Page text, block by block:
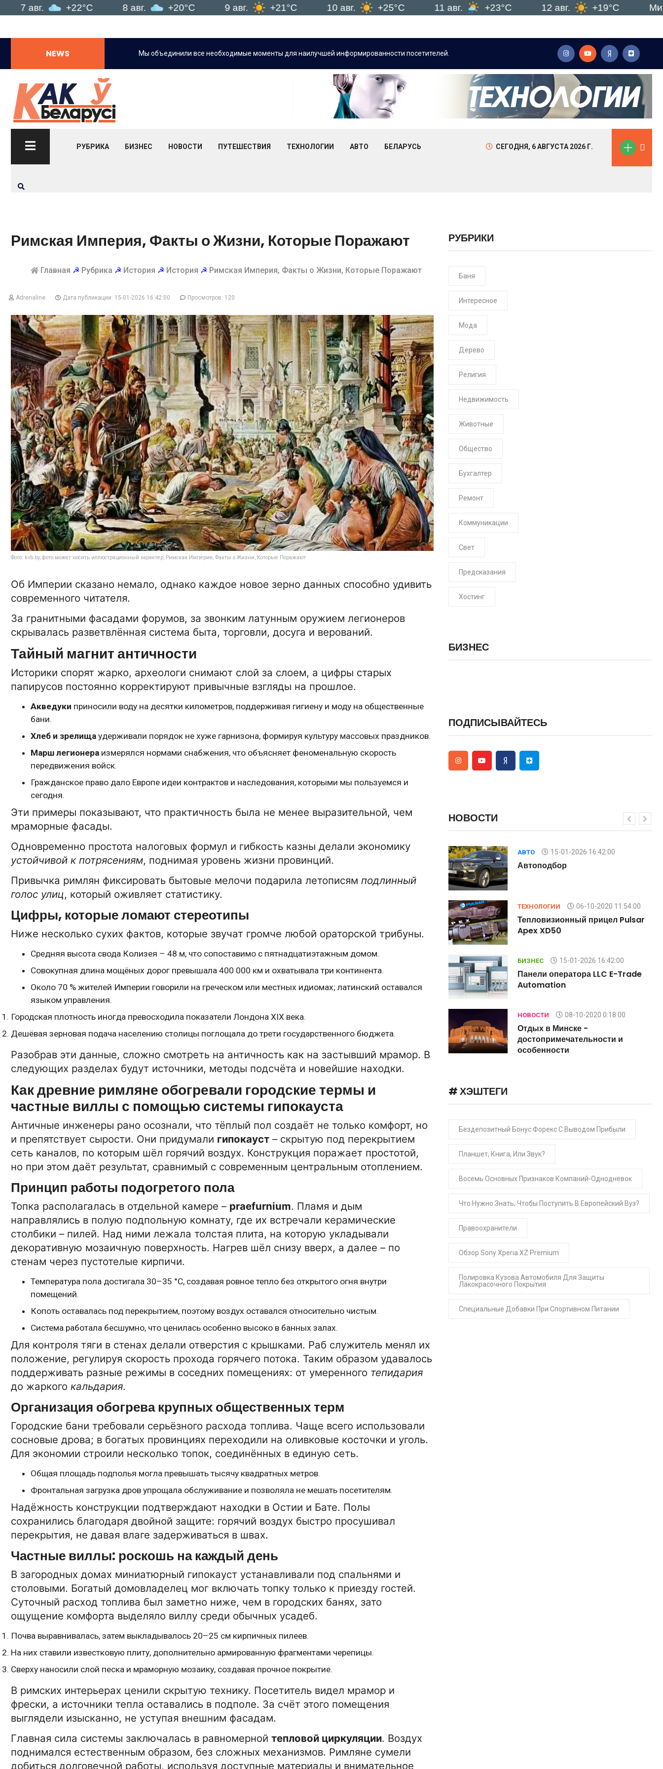
+22°C 8 авг. +20°C 9 авг. +21°C 10 авг. +25°C 11 авг. +23°C 12 авг. +19°C Минск
NEWS
посетителей. Мы объединили все необходимые моменты для наилучшей информированности посетителей. Мы объединили все необходимые моменты для
РУБРИКА БИЗНЕС НОВОСТИ ПУТЕШЕСТВИЯ ТЕХНОЛОГИИ АВТО БЕЛАРУСЬ СЕГОДНЯ, 6 АВГУСТА 2026 Г.
Римская Империя, Факты о Жизни, Которые Поражают
Главная ☭ Рубрика ☭ История ☭ История ☭ Римская Империя, Факты о Жизни, Которые Поражают
Adrenaline Дата публикации: 15-01-2026 16:42:00 Просмотров: 120
Фото: kvb.by, фото может носить иллюстрационный характер, Римская Империя, Факты о Жизни, Которые Поражают
Об Империи сказано немало, однако каждое новое зерно данных способно удивить
современного читателя.
За гранитными фасадами форумов, за звонким латунным оружием легионеров
скрывалась разветвлённая система быта, торговли, досуга и верований.
Тайный магнит античности
Историки спорят жарко, археологи снимают слой за слоем, а цифры старых
папирусов постоянно корректируют привычные взгляды на прошлое.
Акведуки приносили воду на десятки километров, поддерживая гигиену и моду на общественные
бани.
Хлеб и зрелища удерживали порядок не хуже гарнизона, формируя культуру массовых праздников.
Марш легионера измерялся нормами снабжения, что объясняет феноменальную скорость
передвижения войск.
Гражданское право дало Европе идеи контрактов и наследования, которыми мы пользуемся и
сегодня.
Эти примеры показывают, что практичность была не менее выразительной, чем
мраморные фасады.
Одновременно простота налоговых формул и гибкость казны делали экономику
устойчивой к потрясениям, поднимая уровень жизни провинций.
Привычка римлян фиксировать бытовые мелочи подарила летописям подлинный
голос улиц, который оживляет статистику.
Цифры, которые ломают стереотипы
Ниже несколько сухих фактов, которые звучат громче любой ораторской трибуны.
Средняя высота свода Колизея – 48 м, что сопоставимо с пятнадцатиэтажным домом.
Совокупная длина мощёных дорог превышала 400 000 км и охватывала три континента.
Около 70 % жителей Империи говорили на греческом или местных идиомах; латинский оставался
языком управления.
Городская плотность иногда превосходила показатели Лондона XIX века.
Дешёвая зерновая подача населению столицы поглощала до трети государственного бюджета.
Разобрав эти данные, сложно смотреть на античность как на застывший мрамор. В
следующих разделах будут источники, методы подсчёта и новейшие находки.
Как древние римляне обогревали городские термы и
частные виллы с помощью системы гипокауста
Античные инженеры рано осознали, что тёплый пол создаёт не только комфорт, но
и препятствует сырости. Они придумали гипокауст – скрытую под перекрытием
сеть каналов, по которым шёл горячий воздух. Конструкция поражает простотой,
но при этом даёт результат, сравнимый с современным центральным отоплением.
Принцип работы подогретого пола
Топка располагалась в отдельной камере – praefurnium. Пламя и дым
направлялись в полую подпольную комнату, где их встречали керамические
столбики – пилей. Над ними лежала толстая плита, на которую укладывали
декоративную мозаичную поверхность. Нагрев шёл снизу вверх, а далее – по
стенам через пустотелые кирпичи.
Температура пола достигала 30–35 °C, создавая ровное тепло без открытого огня внутри
помещений.
Копоть оставалась под перекрытием, поэтому воздух оставался относительно чистым.
Система работала бесшумно, что ценилась особенно высоко в банных залах.
Для контроля тяги в стенах делали отверстия с крышками. Раб служитель менял их
положение, регулируя скорость прохода горячего потока. Таким образом удавалось
поддерживать разные режимы в соседних помещениях: от умеренного тепидария
до жаркого кальдария.
Организация обогрева крупных общественных терм
Городские бани требовали серьёзного расхода топлива. Чаще всего использовали
сосновые дрова; в богатых провинциях переходили на оливковые косточки и уголь.
Для экономии строили несколько топок, соединённых в единую сеть.
Общая площадь подполья могла превышать тысячу квадратных метров.
Фронтальная загрузка дров упрощала обслуживание и позволяла не мешать посетителям.
Надёжность конструкции подтверждают находки в Остии и Бате. Полы
сохранились благодаря двойной защите: горячий воздух быстро просушивал
перекрытия, не давая влаге задерживаться в швах.
Частные виллы: роскошь на каждый день
В загородных домах миниатюрный гипокауст устанавливали под спальнями и
столовыми. Богатый домовладелец мог включать топку только к приезду гостей.
Суточный расход топлива был заметно ниже, чем в городских банях, зато
ощущение комфорта выделяло виллу среди обычных усадеб.
Почва выравнивалась, затем выкладывалось 20–25 см кирпичных пилеев.
На них ставили известковую плиту, дополнительно армированную фрагментами черепицы.
Сверху наносили слой песка и мраморную мозаику, создавая прочное покрытие.
В римских интерьерах ценили скрытую технику. Посетитель видел мрамор и
фрески, а источники тепла оставались в подполе. За счёт этого помещения
выглядели изысканно, не уступая внешним фасадам.
Главная сила системы заключалась в равномерной тепловой циркуляции. Воздух
поднимался естественным образом, без сложных механизмов. Римляне сумели
добиться долговечной работы, используя доступные материалы и внимательное
РУБРИКИ
Баня
Интересное
Мода
Дерево
Религия
Недвижимость
Животные
Общество
Бухгалтер
Ремонт
Коммуникации
Свет
Предсказания
Хостинг
БИЗНЕС
ПОДПИСЫВАЙТЕСЬ
НОВОСТИ
АВТО 15-01-2026 16:42:00
Автоподбор
Тепловизионный прицел Pulsar
Apex XD50
Панели оператора LLC E-Trade
Automation
НОВОСТИ 08-10-2020 0:18:00
достопримечательности и
особенности
АВТО 15-01-2026 16:42:00
Автоподбор
Apex XD50
15-01-2026 16:42:00
Панели оператора LLC E-Trade
Automation
Отдых в Минске -
достопримечательности и
особенности
АВТО 15-01-2026 16:42:00
Автоподбор
ТЕХНОЛОГИИ 06-10-2020 11:54:00
Тепловизионный прицел Pulsar
Apex XD50
БИЗНЕС 15-01-2026 16:42:00
Панели оператора LLC E-Trade
Automation
НОВОСТИ 08-10-2020 0:18:00
Отдых в Минске -
достопримечательности и
особенности
# ХЭШТЕГИ
Бездепозитный Бонус Форекс С Выводом Прибыли
Планшет, Книга, Или Звук?
Восемь Основных Признаков Компаний-Однодневок
Что Нужно Знать, Чтобы Поступить В Европейский Вуз?
Правоохранители
Обзор Sony Xperia XZ Premium
Полировка Кузова Автомобиля Для Защиты
Лакокрасочного Покрытия
Специальные Добавки При Спортивном Питании